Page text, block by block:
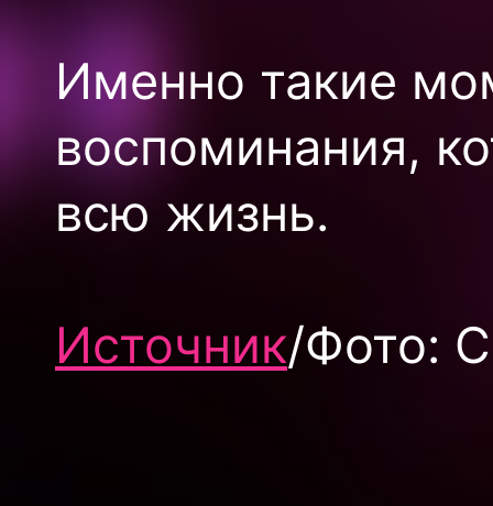
Именно такие
воспоминания,
всю жизнь.
Источник/Фото: